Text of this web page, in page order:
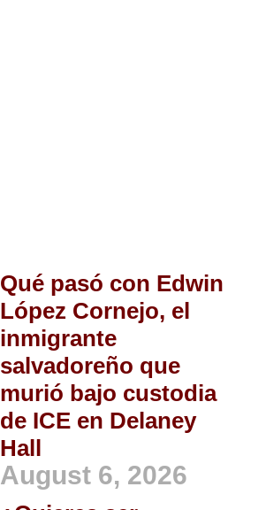
Qué pasó con Edwin
López Cornejo, el
inmigrante
salvadoreño que
murió bajo custodia
de ICE en Delaney
Hall
August 6, 2026